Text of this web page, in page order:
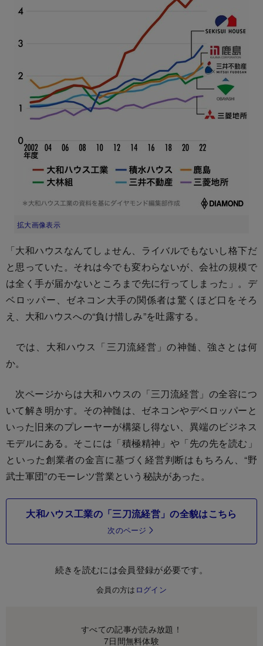
拡大画像表示
「大和ハウスなんてしょせん、ライバルでもないし格下だ
と思っていた。それは今でも変わらないが、会社の規模で
は全く手が届かないところまで先に行ってしまった」。デ
ベロッパー、ゼネコン大手の関係者は驚くほど口をそろ
え、大和ハウスへの“負け惜しみ”を吐露する。
では、大和ハウス「三刀流経営」の神髄、強さとは何
か。
次ページからは大和ハウスの「三刀流経営」の全容につ
いて解き明かす。その神髄は、ゼネコンやデベロッパーと
いった旧来のプレーヤーが構築し得ない、異端のビジネス
モデルにある。そこには「積極精神」や「先の先を読む」
といった創業者の金言に基づく経営判断はもちろん、“野
武士軍団”のモーレツ営業という秘訣があった。
大和ハウス工業の「三刀流経営」の全貌はこちら
次のページ
続きを読むには会員登録が必要です。
会員の方は ログイン
すべての記事が読み放題！
7日間無料体験